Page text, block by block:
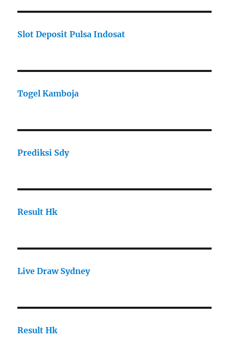
Slot Deposit Pulsa Indosat
Togel Kamboja
Prediksi Sdy
Result Hk
Live Draw Sydney
Result Hk